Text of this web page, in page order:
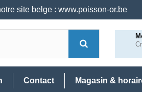
site belge : www.poisson-or.be
Contact Magasin &